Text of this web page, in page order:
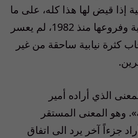
إذا قيض لها هذا كله، على ما
قيض للحركة الشيعية وفروعها منذ 1982، لم يعسر
كثرة نيابية ساحقة من غير
الذي أراده أمير
وهو المعنى المستقر
جزءاً آخر يرد الى اتفاق